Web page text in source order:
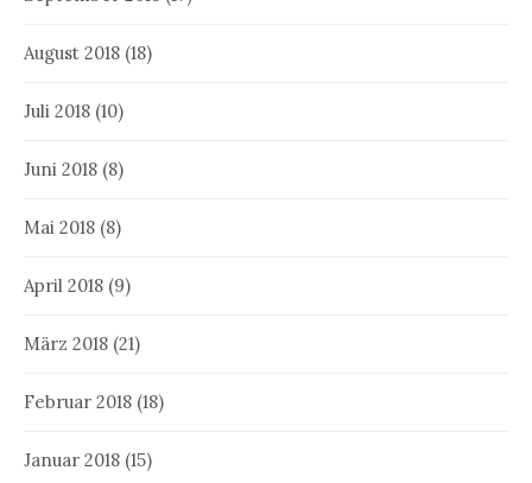
August 2018 (18)
Juli 2018 (10)
Juni 2018 (8)
Mai 2018 (8)
April 2018 (9)
März 2018 (21)
Februar 2018 (18)
Januar 2018 (15)